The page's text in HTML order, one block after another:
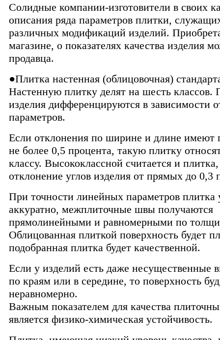
Солидные компании-изготовители в своих
описания ряда параметров плитки,
различных модификаций изделий.
магазине, о показателях качества изделия
продавца.
●Плитка настенная (облицовочная)
Настенную плитку делят на шесть классов.
изделия дифференцируются в зависимости
параметров.
Если отклонения по ширине и длине имеют
не более 0,5 процента, такую плитку
классу. Высококлассной считается и
отклонение углов изделия от прямых до 0,3
При точности линейных параметров плитка
аккуратно, межплиточные швы получаются
прямолинейными и равномерными по
Облицованная плиткой поверхность будет
подобранная плитка будет качественной.
Если у изделий есть даже несущественные
по краям или в середине, то поверхность
неравномерно.
Важным показателем для качества
является физико-химическая устойчивость.